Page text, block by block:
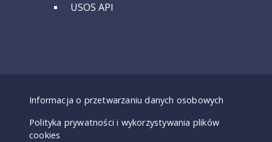
USOS API
Dostępność - deklaracje
Informacja o przetwarzaniu danych osobowych
Polityka prywatności i wykorzystywania plików
cookies